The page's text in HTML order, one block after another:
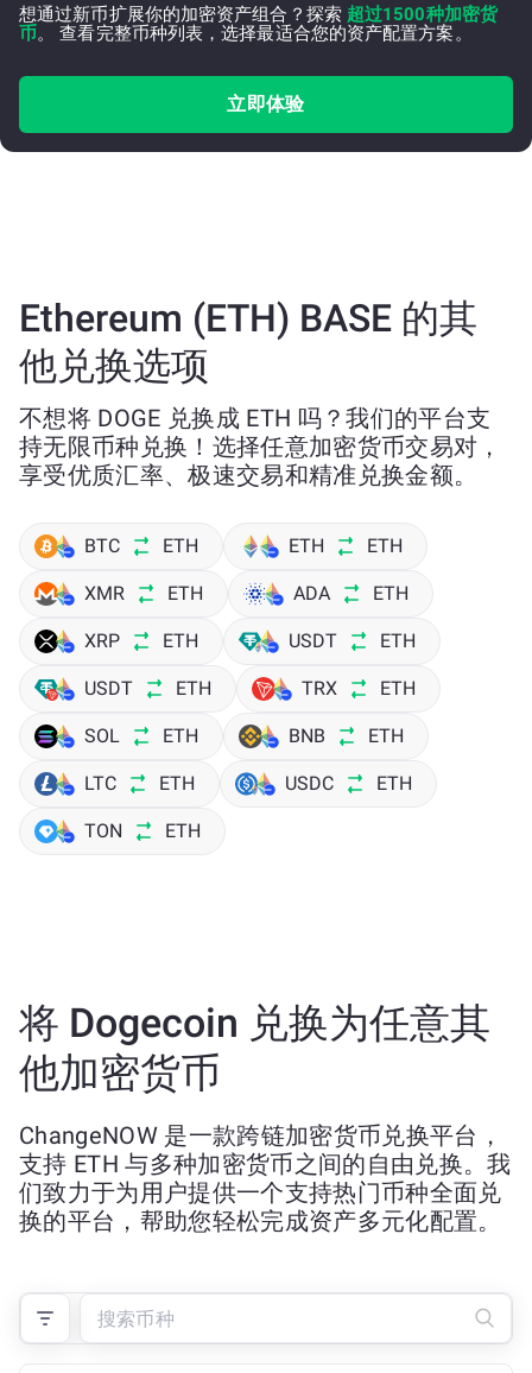
想通过新币扩展你的加密资产组合？探索 超过1500种加密货
币。 查看完整币种列表，选择最适合您的资产配置方案。
立即体验
Ethereum (ETH) BASE 的其
他兑换选项
不想将 DOGE 兑换成 ETH 吗？我们的平台支
持无限币种兑换！选择任意加密货币交易对，
享受优质汇率、极速交易和精准兑换金额。
BTC ETH ETH ETH
XMR ETH ADA ETH
XRP ETH USDT ETH
USDT ETH TRX ETH
SOL ETH BNB ETH
LTC ETH USDC ETH
TON ETH
将 Dogecoin 兑换为任意其
他加密货币
ChangeNOW 是一款跨链加密货币兑换平台，
支持 ETH 与多种加密货币之间的自由兑换。我
们致力于为用户提供一个支持热门币种全面兑
换的平台，帮助您轻松完成资产多元化配置。